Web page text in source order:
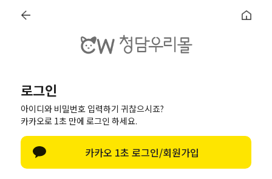
로그인
아이디와 비밀번호 입력하기 귀찮으시죠?
카카오로 1초 만에 로그인 하세요.
카카오 1초 로그인/회원가입
로그인